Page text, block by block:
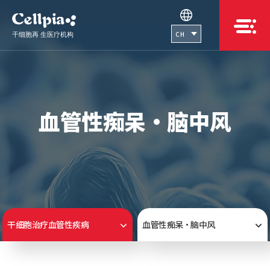
CH
血管性痴呆·脑中风
干细胞治疗血管性疾病 血管性痴呆·脑中风